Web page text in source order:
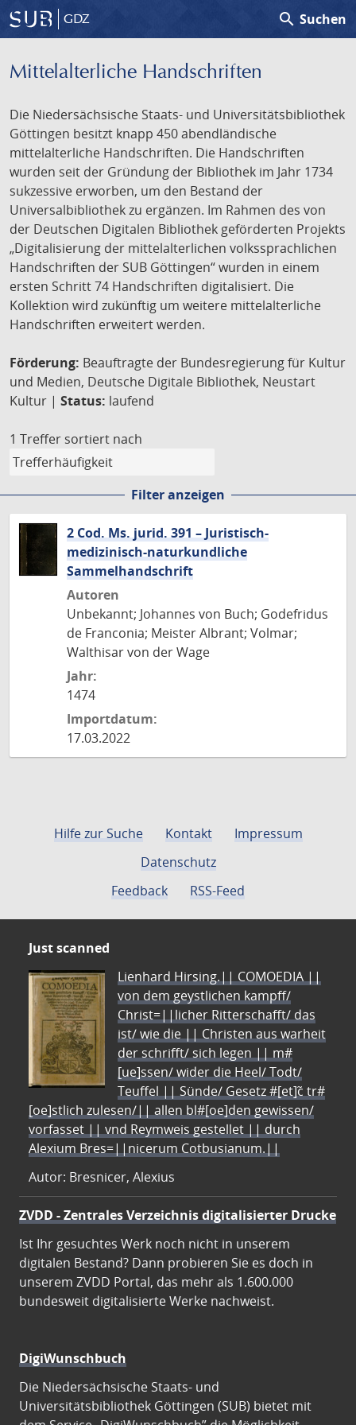
GDZ search Suchen
Mittelalterliche Handschriften
Die Niedersächsische Staats- und Universitätsbibliothek
Göttingen besitzt knapp 450 abendländische
mittelalterliche Handschriften. Die Handschriften
wurden seit der Gründung der Bibliothek im Jahr 1734
sukzessive erworben, um den Bestand der
Universalbibliothek zu ergänzen. Im Rahmen des von
der Deutschen Digitalen Bibliothek geförderten Projekts
„Digitalisierung der mittelalterlichen volkssprachlichen
Handschriften der SUB Göttingen“ wurden in einem
ersten Schritt 74 Handschriften digitalisiert. Die
Kollektion wird zukünftig um weitere mittelalterliche
Handschriften erweitert werden.
Förderung: Beauftragte der Bundesregierung für Kultur
und Medien, Deutsche Digitale Bibliothek, Neustart
Kultur | Status: laufend
1 Treffer sortiert nach
Filter anzeigen
2 Cod. Ms. jurid. 391 – Juristisch-
medizinisch-naturkundliche
Sammelhandschrift
Autoren
Unbekannt; Johannes von Buch; Godefridus
de Franconia; Meister Albrant; Volmar;
Walthisar von der Wage
Jahr:
1474
Importdatum:
17.03.2022
Hilfe zur Suche Kontakt
Impressum
Datenschutz
Feedback
RSS-Feed
Just scanned
Lienhard Hirsing.|| COMOEDIA ||
von dem geystlichen kampff/
Christ=||licher Ritterschafft/ das
ist/ wie die || Christen aus warheit
der schrifft/ sich legen || m#
[ue]ssen/ wider die Heel/ Todt/
Teuffel || Sünde/ Gesetz #[et]c̃ tr#
[oe]stlich zulesen/|| allen bl#[oe]den gewissen/
vorfasset || vnd Reymweis gestellet || durch
Alexium Bres=||nicerum Cotbusianum.||
Autor: Bresnicer, Alexius
ZVDD - Zentrales Verzeichnis digitalisierter Drucke
Ist Ihr gesuchtes Werk noch nicht in unserem
digitalen Bestand? Dann probieren Sie es doch in
unserem ZVDD Portal, das mehr als 1.600.000
bundesweit digitalisierte Werke nachweist.
DigiWunschbuch
Die Niedersächsische Staats- und
Universitätsbibliothek Göttingen (SUB) bietet mit